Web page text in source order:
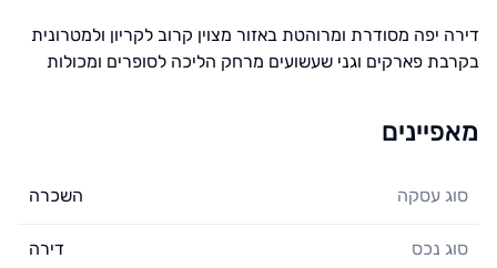
דירה יפה מסודרת ומרוהטת באזור מצוין קרוב לקריון ולמטרונית
בקרבת פארקים וגני שעשועים מרחק הליכה לסופרים ומכולות
מאפיינים
סוג עסקה השכרה
סוג נכס דירה